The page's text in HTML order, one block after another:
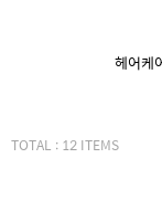
헤어케
TOTAL : 12 ITEMS